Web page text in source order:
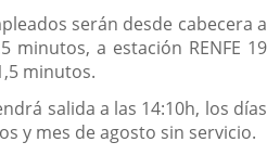
serán desde cabecera a
minutos, a estación RENFE 19
minutos.
salida a las 14:10h, los días
y mes de agosto sin servicio.